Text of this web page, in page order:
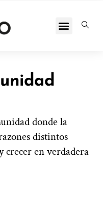
donde la
distintos
crecer en verdadera